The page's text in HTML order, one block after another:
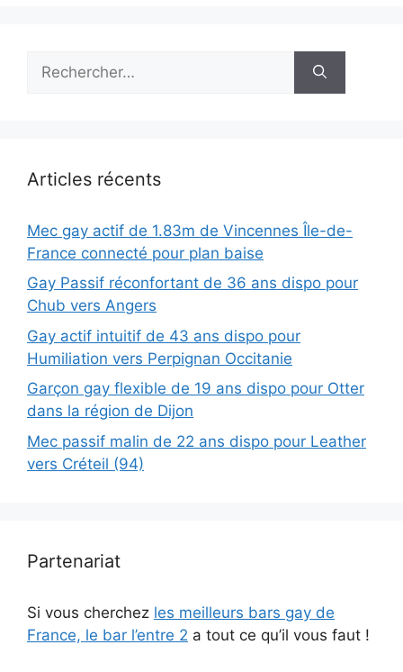
Articles récents
Mec gay actif de 1.83m de Vincennes Île-de-
France connecté pour plan baise
Gay Passif réconfortant de 36 ans dispo pour
Chub vers Angers
Gay actif intuitif de 43 ans dispo pour
Humiliation vers Perpignan Occitanie
Garçon gay flexible de 19 ans dispo pour Otter
dans la région de Dijon
Mec passif malin de 22 ans dispo pour Leather
vers Créteil (94)
Partenariat
Si vous cherchez les meilleurs bars gay de
France, le bar l’entre 2 a tout ce qu’il vous faut !